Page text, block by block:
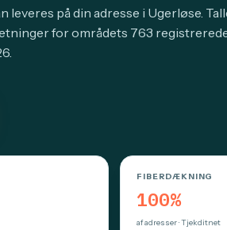
leveres på din adresse i Ugerløse.
for områdets 763
FIBERDÆKNING
100%
af adresser · Tjekditnet